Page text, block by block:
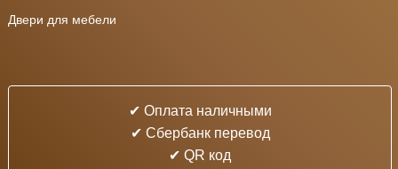
Двери для мебели
✔ Оплата наличными
✔ Cбербанк перевод
✔ QR код